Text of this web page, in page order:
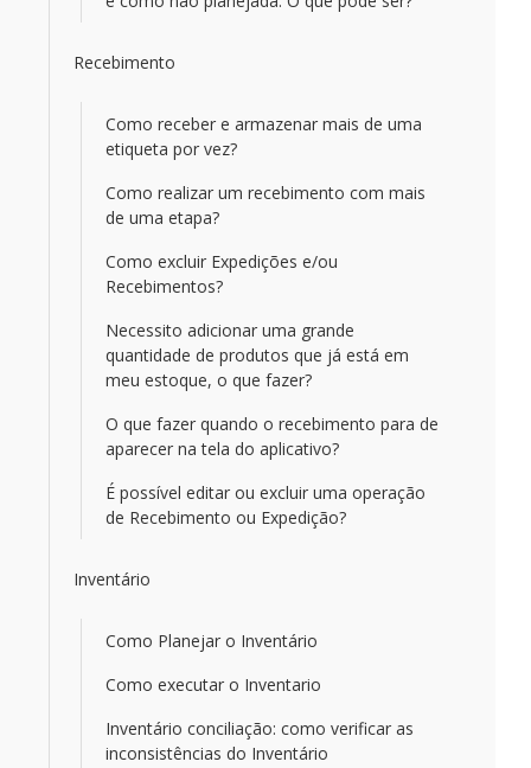
Recebimento
Como receber e armazenar mais de uma
etiqueta por vez?
Como realizar um recebimento com mais
de uma etapa?
Como excluir Expedições e/ou
Recebimentos?
Necessito adicionar uma grande
quantidade de produtos que já está em
meu estoque, o que fazer?
O que fazer quando o recebimento para de
aparecer na tela do aplicativo?
É possível editar ou excluir uma operação
de Recebimento ou Expedição?
Inventário
Como Planejar o Inventário
Como executar o Inventario
Inventário conciliação: como verificar as
inconsistências do Inventário